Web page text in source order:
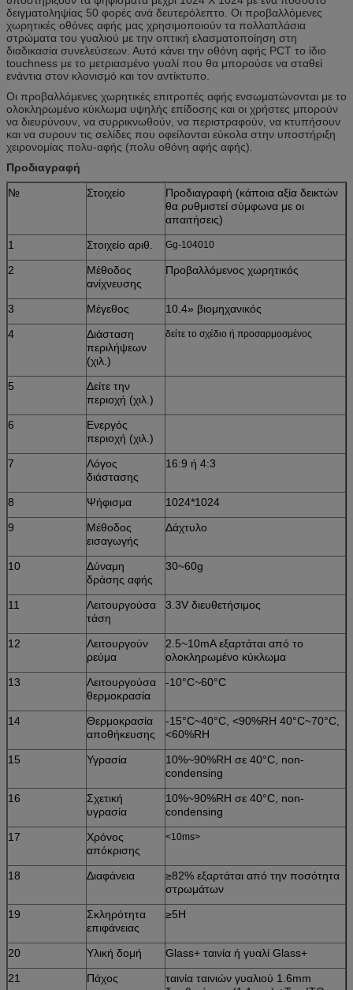
δειγματοληψίας 50 φορές ανά δευτερόλεπτο. Οι προβαλλόμενες
χωρητικές οθόνες αφής μας χρησιμοποιούν τα πολλαπλάσια
στρώματα του γυαλιού με την οπτική ελασματοποίηση στη
διαδικασία συνελεύσεων. Αυτό κάνει την οθόνη αφής PCT το ίδιο
touchness με το μετριασμένο γυαλί που θα μπορούσε να σταθεί
ενάντια στον κλονισμό και τον αντίκτυπο.
Οι προβαλλόμενες χωρητικές επιτροπές αφής ενσωματώνονται με το
ολοκληρωμένο κύκλωμα υψηλής επίδοσης και οι χρήστες μπορούν
να διευρύνουν, να συρρικνωθούν, να περιστραφούν, να κτυπήσουν
και να συρουν τις σελίδες που οφείλονται εύκολα στην υποστήριξη
χειρονομίας πολυ-αφής (πολυ οθόνη αφής αφής).
Προδιαγραφή
№
Στοιχείο
Προδιαγραφή (κάποια αξία δεικτών
θα ρυθμιστεί σύμφωνα με οι
απαιτήσεις)
1
Στοιχείο αριθ. Gg-104010
2
Μέθοδος
ανίχνευσης
Προβαλλόμενος χωρητικός
3 Μέγεθος
10.4» βιομηχανικός
4
Διάσταση
περιλήψεων
(χιλ.)
δείτε το σχέδιο ή προσαρμοσμένος
5
Δείτε την
περιοχή (χιλ.)
6
Ενεργός
περιοχή (χιλ.)
7
Λόγος
διάστασης
16:9 ή 4:3
8 Ψήφισμα
1024*1024
9
Μέθοδος
εισαγωγής
Δάχτυλο
10
Δύναμη
δράσης αφής
30~60g
11
Λειτουργούσα
τάση
3.3V διευθετήσιμος
12
Λειτουργούν
ρεύμα
2.5~10mA εξαρτάται από το
ολοκληρωμένο κύκλωμα
13
Λειτουργούσα
θερμοκρασία
-10°C~60°C
14
Θερμοκρασία
αποθήκευσης
-15°C~40°C, <90%RH 40°C~70°C,
<60%RH
15
Υγρασία
10%~90%RH σε 40°C, non-
condensing
16
Σχετική
υγρασία
10%~90%RH σε 40°C, non-
condensing
17
Χρόνος
απόκρισης
<10ms>
18 Διαφάνεια
≥82% εξαρτάται από την ποσότητα
στρωμάτων
19
Σκληρότητα
επιφάνειας
≥5H
20 Υλική δομή
Glass+ ταινία ή γυαλί Glass+
21
Πάχος
ταινία ταινιών γυαλιού 1.6mm